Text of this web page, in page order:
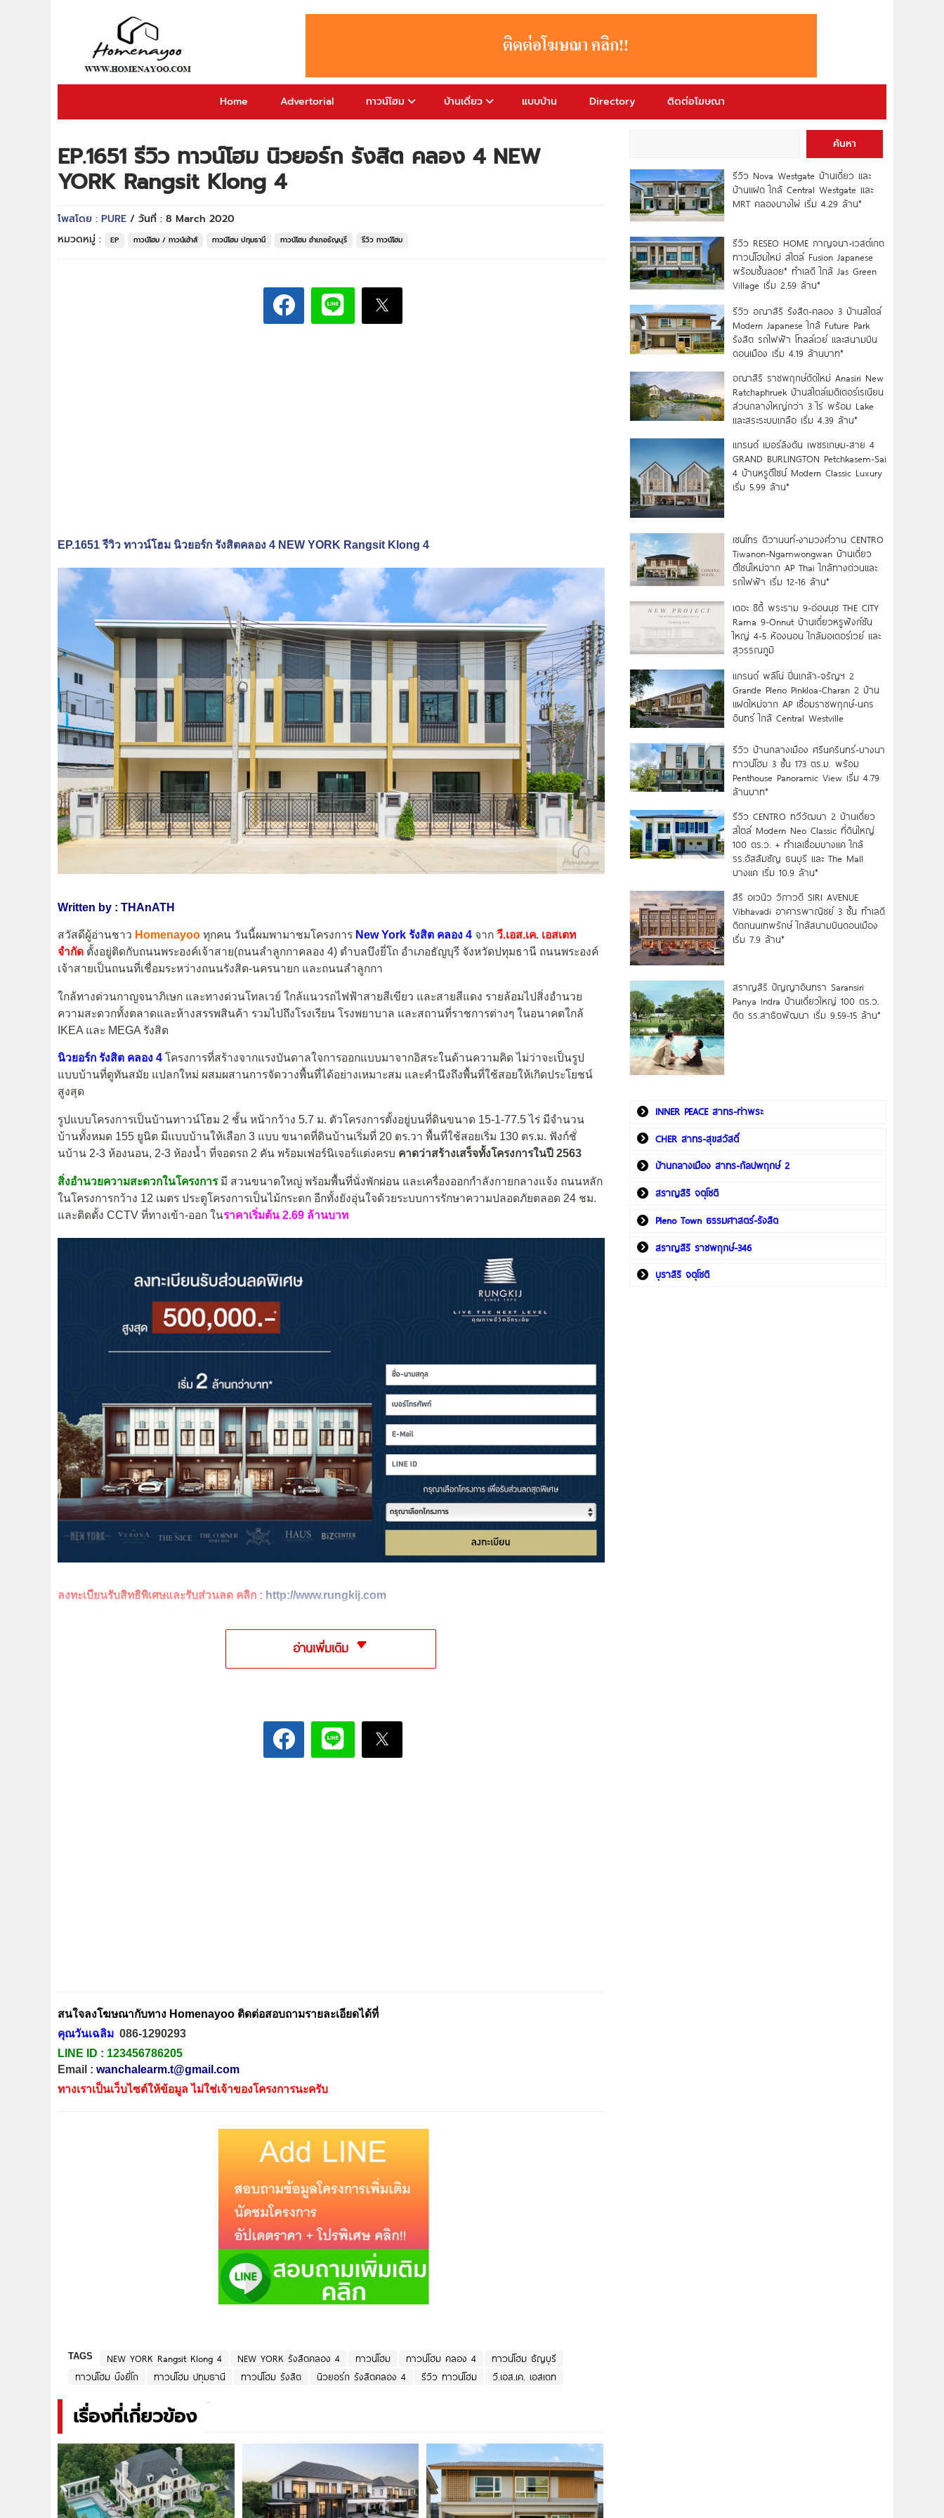
Home Advertorial ทาวน์โฮม บ้านเดี่ยว แบบบ้าน Directory ติดต่อโฆษณา
EP.1651 รีวิว ทาวน์โฮม นิวยอร์ก รังสิต คลอง 4 NEW
YORK Rangsit Klong 4
โพสโดย : PURE / วันที่ : 8 March 2020
หมวดหมู่ :
EP ทาวน์โฮม / ทาวน์เฮ้าส์ ทาวน์โฮม ปทุมธานี ทาวน์โฮม อำเภอธัญบุรี รีวิว ทาวน์โฮม
EP.1651 รีวิว ทาวน์โฮม นิวยอร์ก รังสิตคลอง 4 NEW YORK Rangsit Klong 4
Written by : THAnATH
สวัสดีผู้อ่านชาว Homenayoo ทุกคน วันนี้ผมพามาชมโครงการ New York รังสิต คลอง 4 จาก วี.เอส.เค. เอสเตท
จำกัด ตั้งอยู่ติดกับถนนพระองค์เจ้าสาย(ถนนลำลูกกาคลอง 4) ตําบลบึงยี่โถ อําเภอธัญบุรี จังหวัดปทุมธานี ถนนพระองค์
เจ้าสายเป็นถนนที่เชื่อมระหว่างถนนรังสิต-นครนายก และถนนลำลูกกา
ใกล้ทางด่วนกาญจนาภิเษก และทางด่วนโทลเวย์ ใกล้แนวรถไฟฟ้าสายสีเขียว และสายสีแดง รายล้อมไปสิ่งอำนวย
ความสะดวกทั้งตลาดและห้างสรรพสินค้า รวมไปถึงโรงเรียน โรงพยาบาล และสถานที่ราชการต่างๆ ในอนาคตใกล้
IKEA และ MEGA รังสิต
นิวยอร์ก รังสิต คลอง 4 โครงการที่สร้างจากแรงบันดาลใจการออกแบบมาจากอิสระในด้านความคิด ไม่ว่าจะเป็นรูป
แบบบ้านที่ดูทันสมัย แปลกใหม่ ผสมผสานการจัดวางพื้นที่ได้อย่างเหมาะสม และคำนึงถึงพื้นที่ใช้สอยให้เกิดประโยชน์
สูงสุด
รูปแบบโครงการเป็นบ้านทาวน์โฮม 2 ชั้น หน้ากว้าง 5.7 ม. ตัวโครงการตั้งอยู่บนที่ดินขนาด 15-1-77.5 ไร่ มีจำนวน
บ้านทั้งหมด 155 ยูนิต มีแบบบ้านให้เลือก 3 แบบ ขนาดที่ดินบ้านเริ่มที่ 20 ตร.วา พื้นที่ใช้สอยเริ่ม 130 ตร.ม. ฟังก์ชั่
นบ้าน 2-3 ห้องนอน, 2-3 ห้องน้ำ ที่จอดรถ 2 คัน พร้อมเฟอร์นิเจอร์แต่งครบ คาดว่าสร้างเสร็จทั้งโครงการในปี 2563
สิ่งอำนวยความสะดวกในโครงการ มี สวนขนาดใหญ่ พร้อมพื้นที่นั่งพักผ่อน และเครื่องออกกำลังกายกลางแจ้ง ถนนหลัก
ในโครงการกว้าง 12 เมตร ประตูโครงการเป็นไม้กระดก อีกทั้งยังอุ่นใจด้วยระบบการรักษาความปลอดภัยตลอด 24 ชม.
และติดตั้ง CCTV ที่ทางเข้า-ออก ในราคาเริ่มต้น 2.69 ล้านบาท
ลงทะเบียนรับสิทธิพิเศษและรับส่วนลด คลิก : http://www.rungkij.com
อ่านเพิ่มเติม
สนใจลงโฆษณากับทาง Homenayoo ติดต่อสอบถามรายละเอียดได้ที่
คุณวันเฉลิม 086-1290293
LINE ID : 123456786205
Email : wanchalearm.t@gmail.com
ทางเราเป็นเว็บไซต์ให้ข้อมูล ไม่ใช่เจ้าของโครงการนะครับ
TAGS NEW YORK Rangsit Klong 4 NEW YORK รังสิตคลอง 4 ทาวน์โฮม ทาวน์โฮม คลอง 4
ทาวน์โฮม ธัญบุรี
ทาวน์โฮม บึงยี่โถ
ทาวน์โฮม ปทุมธานี ทาวน์โฮม รังสิต นิวยอร์ก รังสิตคลอง 4 รีวิว ทาวน์โฮม วี.เอส.เค. เอสเตท
เรื่องที่เกี่ยวข้อง
ค้นหา
รีวิว Nova Westgate บ้านเดี่ยว และ
บ้านแฝด ใกล้ Central Westgate และ
MRT คลองบางไผ่ เริ่ม 4.29 ล้าน*
รีวิว RESEO HOME กาญจนา-เวสต์เกต
ทาวน์โฮมใหม่ สไตล์ Fusion Japanese
พร้อมชั้นลอย* ทำเลดี ใกล้ Jas Green
Village เริ่ม 2.59 ล้าน*
รีวิว อณาสิริ รังสิต-คลอง 3 บ้านสไตล์
Modern Japanese ใกล้ Future Park
รังสิต รถไฟฟ้า โทลล์เวย์ และสนามบิน
ดอนเมือง เริ่ม 4.19 ล้านบาท*
อณาสิริ ราชพฤกษ์ตัดใหม่ Anasiri New
Ratchaphruek บ้านสไตล์เมดิเตอร์เรเนียน
ส่วนกลางใหญ่กว่า 3 ไร่ พร้อม Lake
และสระระบบเกลือ เริ่ม 4.39 ล้าน*
แกรนด์ เบอร์ลิงตัน เพชรเกษม-สาย 4
GRAND BURLINGTON Petchkasem-Sai
4 บ้านหรูดีไซน์ Modern Classic Luxury
เริ่ม 5.99 ล้าน*
เซนโทร ติวานนท์-งามวงศ์วาน CENTRO
Tiwanon-Ngamwongwan บ้านเดี่ยว
ดีไซน์ใหม่จาก AP Thai ใกล้ทางด่วนและ
รถไฟฟ้า เริ่ม 12-16 ล้าน*
เดอะ ซิตี้ พระราม 9-อ่อนนุช THE CITY
Rama 9-Onnut บ้านเดี่ยวหรูฟังก์ชัน
ใหญ่ 4-5 ห้องนอน ใกล้มอเตอร์เวย์ และ
สุวรรณภูมิ
แกรนด์ พลีโน่ ปิ่นเกล้า-จรัญฯ 2
Grande Pleno Pinkloa-Charan 2 บ้าน
แฝดใหม่จาก AP เชื่อมราชพฤกษ์-นคร
อินทร์ ใกล้ Central Westville
รีวิว บ้านกลางเมือง ศรีนครินทร์-บางนา
ทาวน์โฮม 3 ชั้น 173 ตร.ม. พร้อม
Penthouse Panoramic View เริ่ม 4.79
ล้านบาท*
รีวิว CENTRO ทวีวัฒนา 2 บ้านเดี่ยว
สไตล์ Modern Neo Classic ที่ดินใหญ่
100 ตร.ว. + ทำเลเชื่อมบางแค ใกล้
รร.อัสสัมชัญ ธนบุรี และ The Mall
บางแค เริ่ม 10.9 ล้าน*
สิริ อเวนิว วิภาวดี SIRI AVENUE
Vibhavadi อาคารพาณิชย์ 3 ชั้น ทำเลดี
ติดถนนเทพรักษ์ ใกล้สนามบินดอนเมือง
เริ่ม 7.9 ล้าน*
สราญสิริ ปัญญาอินทรา Saransiri
Panya Indra บ้านเดี่ยวใหญ่ 100 ตร.ว.
ดิด รร.สาธิตพัฒนา เริ่ม 9.59-15 ล้าน*
INNER PEACE สาทร-ท่าพระ
CHER สาทร-สุขสวัสดิ์
บ้านกลางเมือง สาทร-กัลปพฤกษ์ 2
สราญสิริ จตุโชติ
Pleno Town ธรรมศาสตร์-รังสิต
สราญสิริ ราชพฤกษ์-346
บุราสิริ จตุโชติ